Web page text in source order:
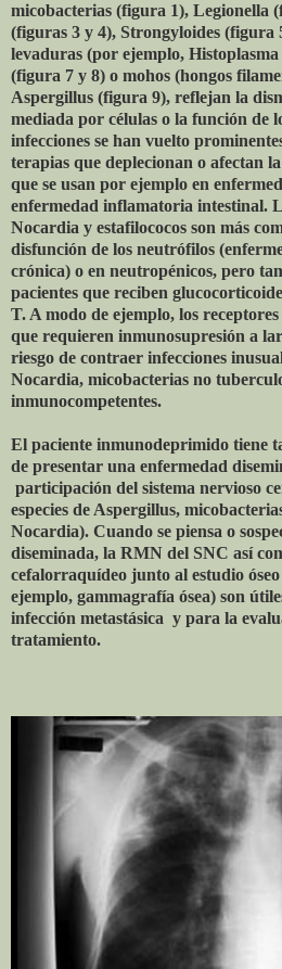
micobacterias (figura 1), Legionella
(figuras 3 y 4), Strongyloides (figura
levaduras (por ejemplo,
(figura 7 y 8) o mohos (hongos
Aspergillus (figura 9), reflejan la
mediada por células o la función de
infecciones se han vuelto
terapias que deplecionan o afectan
que se usan por ejemplo en
enfermedad inflamatoria intestinal.
Nocardia y estafilococos son más
disfunción de los neutrófilos
crónica) o en neutropénicos, pero
pacientes que reciben
T. A modo de ejemplo, los
que requieren inmunosupresión a
riesgo de contraer infecciones
Nocardia, micobacterias no
inmunocompetentes.
El paciente inmunodeprimido tiene
de presentar una enfermedad
participación del sistema nervioso
especies de Aspergillus,
Nocardia). Cuando se piensa o
diseminada, la RMN del SNC así
cefalorraquídeo junto al estudio
ejemplo, gammagrafía ósea) son
infección metastásica y para la
tratamiento.